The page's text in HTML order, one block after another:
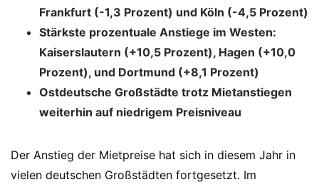
Frankfurt (-1,3 Prozent) und Köln (-4,5 Prozent)
Stärkste prozentuale Anstiege im Westen:
Kaiserslautern (+10,5 Prozent), Hagen (+10,0
Prozent), und Dortmund (+8,1 Prozent)
Ostdeutsche Großstädte trotz Mietanstiegen
weiterhin auf niedrigem Preisniveau
Der Anstieg der Mietpreise hat sich in diesem Jahr in
vielen deutschen Großstädten fortgesetzt. Im